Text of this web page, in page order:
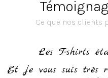
Ce que nos clients
Les T-shirts
Et je vous suis très